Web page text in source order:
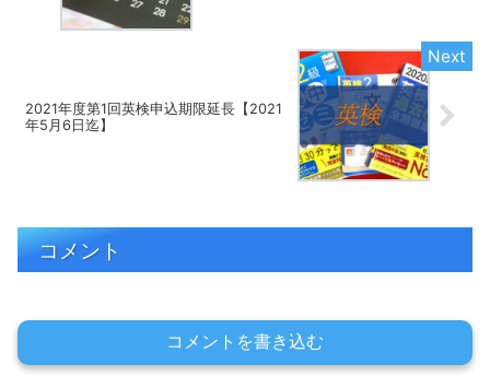
2021年度第1回英検申込期限延長【2021
年5月6日迄】
コメント
コメントを書き込む